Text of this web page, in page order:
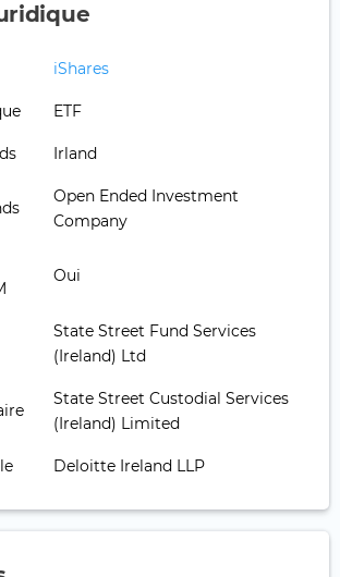
iShares
ETF
Irland
Open Ended Investment
Company
Oui
State Street Fund Services
(Ireland) Ltd
State Street Custodial Services
(Ireland) Limited
Deloitte Ireland LLP